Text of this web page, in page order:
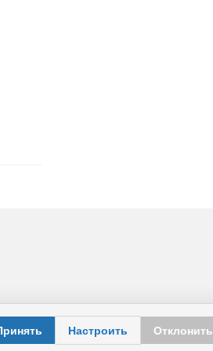
Настроить Отклонить